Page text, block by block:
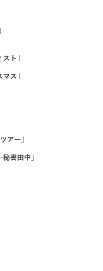
ト」
ス」
アー」
書田中」